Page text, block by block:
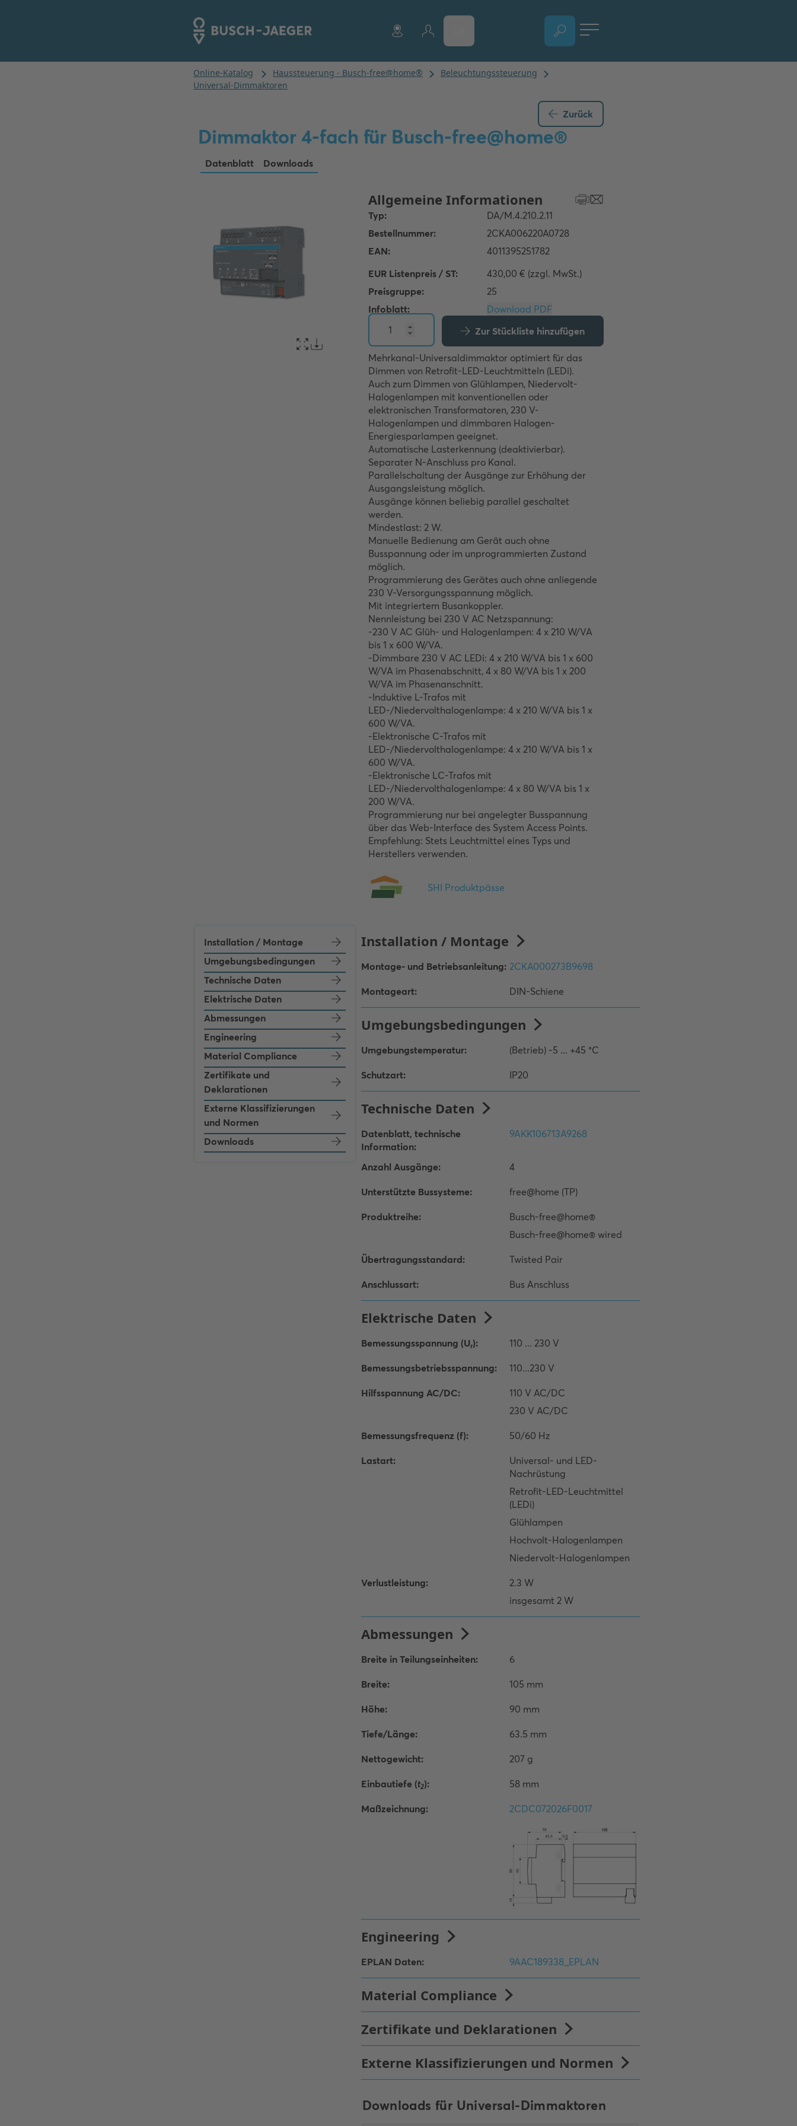
Zurück
Dimmaktor 4-fach für Busch-free@home®
Datenblatt Downloads
EUR Listenpreis / ST:
430,00 € (zzgl. MwSt.)
Preisgruppe:
25
Infoblatt:
Download PDF
Zur Stückliste hinzufügen
Mehrkanal-Universaldimmaktor optimiert für das
Dimmen von Retrofit-LED-Leuchtmitteln (LEDi).
Auch zum Dimmen von Glühlampen, Niedervolt-
Halogenlampen mit konventionellen oder
elektronischen Transformatoren, 230 V-
Halogenlampen und dimmbaren Halogen-
Energiesparlampen geeignet.
Automatische Lasterkennung (deaktivierbar).
Separater N-Anschluss pro Kanal.
Parallelschaltung der Ausgänge zur Erhöhung der
Ausgangsleistung möglich.
Ausgänge können beliebig parallel geschaltet
werden.
Mindestlast: 2 W.
Manuelle Bedienung am Gerät auch ohne
Busspannung oder im unprogrammierten Zustand
möglich.
Programmierung des Gerätes auch ohne anliegende
230 V-Versorgungsspannung möglich.
Mit integriertem Busankoppler.
Nennleistung bei 230 V AC Netzspannung:
-230 V AC Glüh- und Halogenlampen: 4 x 210 W/VA
bis 1 x 600 W/VA.
-Dimmbare 230 V AC LEDi: 4 x 210 W/VA bis 1 x 600
W/VA im Phasenabschnitt, 4 x 80 W/VA bis 1 x 200
W/VA im Phasenanschnitt.
-Induktive L-Trafos mit
LED-/Niedervolthalogenlampe: 4 x 210 W/VA bis 1 x
600 W/VA.
-Elektronische C-Trafos mit
LED-/Niedervolthalogenlampe: 4 x 210 W/VA bis 1 x
600 W/VA.
-Elektronische LC-Trafos mit
LED-/Niedervolthalogenlampe: 4 x 80 W/VA bis 1 x
200 W/VA.
Programmierung nur bei angelegter Busspannung
über das Web-Interface des System Access Points.
Empfehlung: Stets Leuchtmittel eines Typs und
Herstellers verwenden.
Installation / Montage
Umgebungsbedingungen
Technische Daten
Elektrische Daten
Abmessungen
Engineering
Material Compliance
Zertifikate und
Deklarationen
Externe Klassifizierungen
und Normen
Downloads
Downloads für Universal-Dimmaktoren